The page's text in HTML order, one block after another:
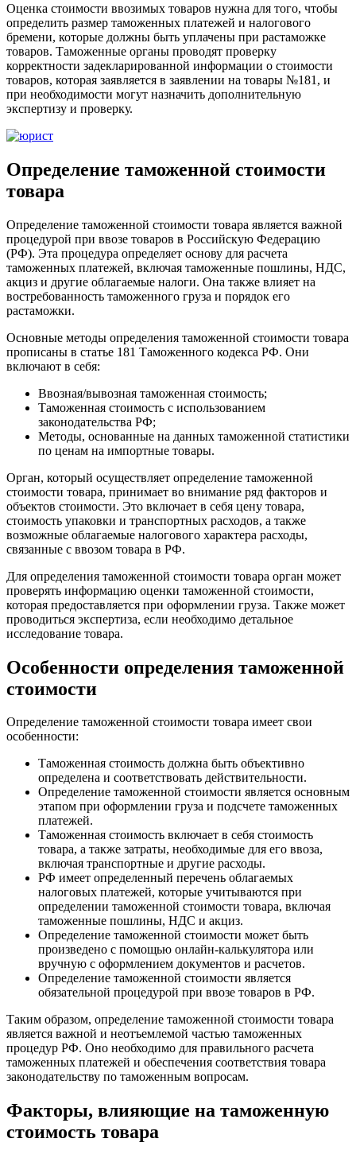
Оценка стоимости ввозимых товаров нужна для того, чтобы
определить размер таможенных платежей и налогового
бремени, которые должны быть уплачены при растаможке
товаров. Таможенные органы проводят проверку
корректности задекларированной информации о стоимости
товаров, которая заявляется в заявлении на товары №181, и
при необходимости могут назначить дополнительную
экспертизу и проверку.
Определение таможенной стоимости
товара
Определение таможенной стоимости товара является важной
процедурой при ввозе товаров в Российскую Федерацию
(РФ). Эта процедура определяет основу для расчета
таможенных платежей, включая таможенные пошлины, НДС,
акциз и другие облагаемые налоги. Она также влияет на
востребованность таможенного груза и порядок его
растаможки.
Основные методы определения таможенной стоимости товара
прописаны в статье 181 Таможенного кодекса РФ. Они
включают в себя:
Ввозная/вывозная таможенная стоимость;
Таможенная стоимость с использованием
законодательства РФ;
Методы, основанные на данных таможенной статистики
по ценам на импортные товары.
Орган, который осуществляет определение таможенной
стоимости товара, принимает во внимание ряд факторов и
объектов стоимости. Это включает в себя цену товара,
стоимость упаковки и транспортных расходов, а также
возможные облагаемые налогового характера расходы,
связанные с ввозом товара в РФ.
Для определения таможенной стоимости товара орган может
проверять информацию оценки таможенной стоимости,
которая предоставляется при оформлении груза. Также может
проводиться экспертиза, если необходимо детальное
исследование товара.
Особенности определения таможенной
стоимости
Определение таможенной стоимости товара имеет свои
особенности:
Таможенная стоимость должна быть объективно
определена и соответствовать действительности.
Определение таможенной стоимости является основным
этапом при оформлении груза и подсчете таможенных
платежей.
Таможенная стоимость включает в себя стоимость
товара, а также затраты, необходимые для его ввоза,
включая транспортные и другие расходы.
РФ имеет определенный перечень облагаемых
налоговых платежей, которые учитываются при
определении таможенной стоимости товара, включая
таможенные пошлины, НДС и акциз.
Определение таможенной стоимости может быть
произведено с помощью онлайн-калькулятора или
вручную с оформлением документов и расчетов.
Определение таможенной стоимости является
обязательной процедурой при ввозе товаров в РФ.
Таким образом, определение таможенной стоимости товара
является важной и неотъемлемой частью таможенных
процедур РФ. Оно необходимо для правильного расчета
таможенных платежей и обеспечения соответствия товара
законодательству по таможенным вопросам.
Факторы, влияющие на таможенную
стоимость товара